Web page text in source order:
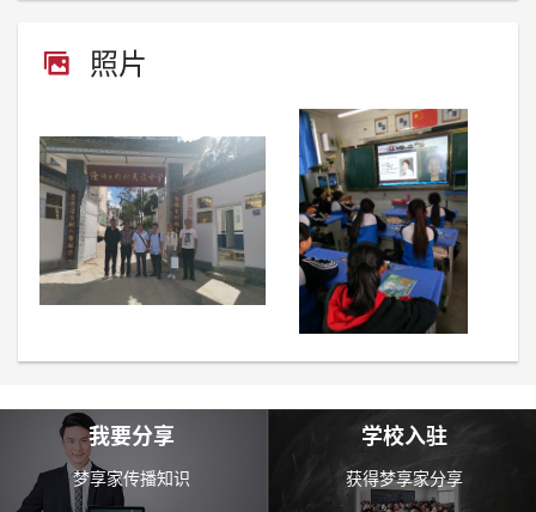
照片
我要分享
梦享家传播知识
学校入驻
获得梦享家分享